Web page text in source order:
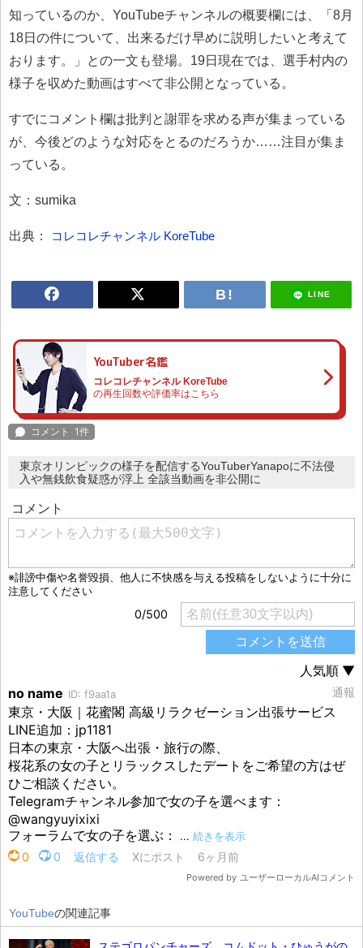
知っているのか、YouTubeチャンネルの概要欄には、「8月
18日の件について、出来るだけ早めに説明したいと考えて
おります。」との一文も登場。19日現在では、選手村内の
様子を収めた動画はすべて非公開となっている。
すでにコメント欄は批判と謝罪を求める声が集まっている
が、今後どのような対応をとるのだろうか……注目が集ま
っている。
文：sumika
出典： コレコレチャンネル KoreTube
LINE
YouTuber名鑑
コレコレチャンネル KoreTube
の再生回数や評価率はこちら
東京オリンピックの様子を配信するYouTuberYanapoに不法侵
入や無銭飲食疑惑が浮上 全該当動画を非公開に
YouTubeの関連記事